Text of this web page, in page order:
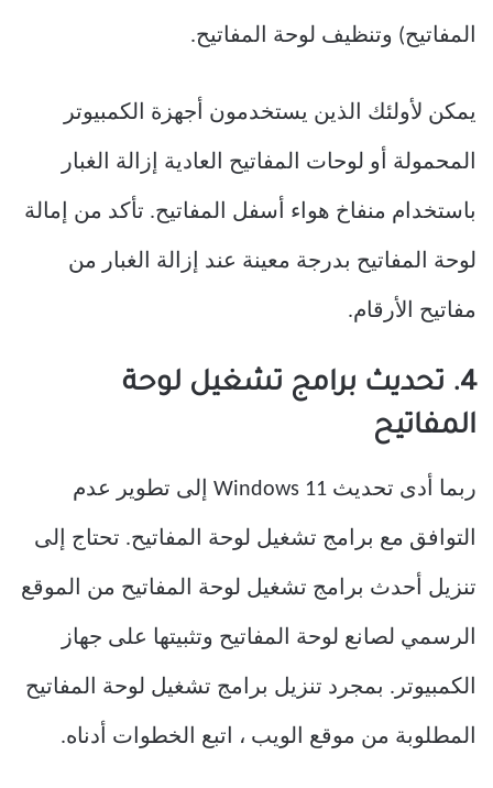
المفاتيح) وتنظيف لوحة المفاتيح.
يمكن لأولئك الذين يستخدمون أجهزة الكمبيوتر
المحمولة أو لوحات المفاتيح العادية إزالة الغبار
باستخدام منفاخ هواء أسفل المفاتيح. تأكد من إمالة
لوحة المفاتيح بدرجة معينة عند إزالة الغبار من
مفاتيح الأرقام.
4. تحديث برامج تشغيل لوحة
المفاتيح
ربما أدى تحديث Windows 11 إلى تطوير عدم
التوافق مع برامج تشغيل لوحة المفاتيح. تحتاج إلى
تنزيل أحدث برامج تشغيل لوحة المفاتيح من الموقع
الرسمي لصانع لوحة المفاتيح وتثبيتها على جهاز
الكمبيوتر. بمجرد تنزيل برامج تشغيل لوحة المفاتيح
المطلوبة من موقع الويب ، اتبع الخطوات أدناه.